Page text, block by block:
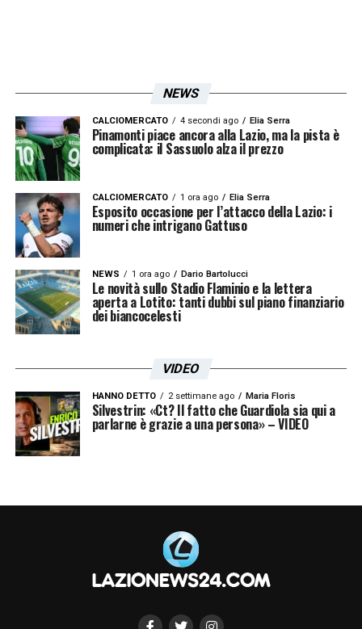
NEWS
CALCIOMERCATO 4 secondi ago Elia Serra
Pinamonti piace ancora alla Lazio, ma la pista è
complicata: il Sassuolo alza il prezzo
CALCIOMERCATO 1 ora ago Elia Serra
Esposito occasione per l’attacco della Lazio: i
numeri che intrigano Gattuso
NEWS 1 ora ago Dario Bartolucci
Le novità sullo Stadio Flaminio e la lettera
aperta a Lotito: tanti dubbi sul piano finanziario
dei biancocelesti
VIDEO
HANNO DETTO 2 settimane ago Maria Floris
Silvestrin: «Ct? Il fatto che Guardiola sia qui a
parlarne è grazie a una persona» – VIDEO